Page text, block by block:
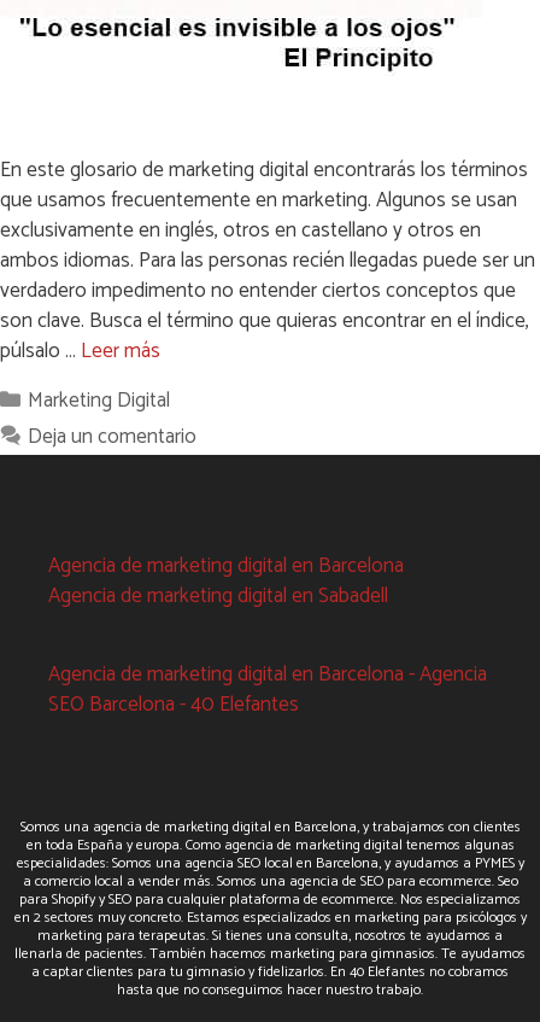
En este glosario de marketing digital encontrarás los términos
que usamos frecuentemente en marketing. Algunos se usan
exclusivamente en inglés, otros en castellano y otros en
ambos idiomas. Para las personas recién llegadas puede ser un
verdadero impedimento no entender ciertos conceptos que
son clave. Busca el término que quieras encontrar en el índice,
púlsalo … Leer más
Categorías
Marketing Digital
Deja un comentario
Agencia de marketing digital en Barcelona
Agencia de marketing digital en Sabadell
Agencia de marketing digital en Barcelona - Agencia
SEO Barcelona - 40 Elefantes
Somos una agencia de marketing digital en Barcelona, y trabajamos con clientes
en toda España y europa. Como agencia de marketing digital tenemos algunas
especialidades: Somos una agencia SEO local en Barcelona, y ayudamos a PYMES y
a comercio local a vender más. Somos una agencia de SEO para ecommerce. Seo
para Shopify y SEO para cualquier plataforma de ecommerce. Nos especializamos
en 2 sectores muy concreto. Estamos especializados en marketing para psicólogos y
marketing para terapeutas. Si tienes una consulta, nosotros te ayudamos a
llenarla de pacientes. También hacemos marketing para gimnasios. Te ayudamos
a captar clientes para tu gimnasio y fidelizarlos. En 40 Elefantes no cobramos
hasta que no conseguimos hacer nuestro trabajo.